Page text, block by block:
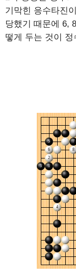
기막힌 응수타진
당했기 때문에 6,
떻게 두는 것이 정